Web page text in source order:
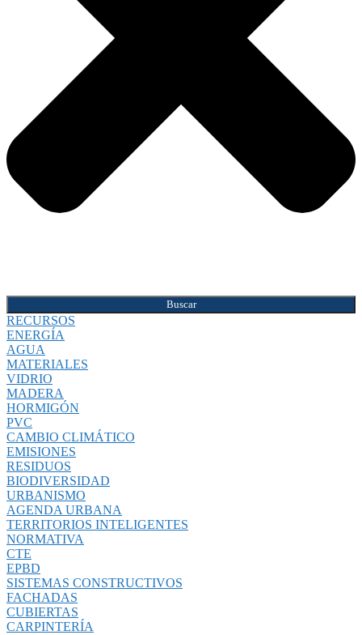
Buscar
RECURSOS
ENERGÍA
AGUA
MATERIALES
VIDRIO
MADERA
HORMIGÓN
PVC
CAMBIO CLIMÁTICO
EMISIONES
RESIDUOS
BIODIVERSIDAD
URBANISMO
AGENDA URBANA
TERRITORIOS INTELIGENTES
NORMATIVA
CTE
EPBD
SISTEMAS CONSTRUCTIVOS
FACHADAS
CUBIERTAS
CARPINTERÍA